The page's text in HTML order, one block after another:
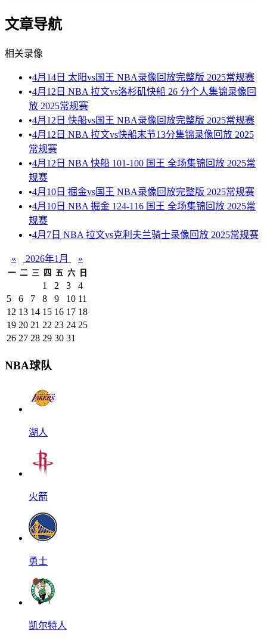
文章导航
相关录像
•4月14日 太阳vs国王 NBA录像回放完整版 2025常规赛
•4月12日 NBA 拉文vs洛杉矶快船 26 分个人集锦录像回
放 2025常规赛
•4月12日 快船vs国王 NBA录像回放完整版 2025常规赛
•4月12日 NBA 拉文vs快船末节13分集锦录像回放 2025
常规赛
•4月12日 NBA 快船 101-100 国王 全场集锦回放 2025常
规赛
•4月10日 掘金vs国王 NBA录像回放完整版 2025常规赛
•4月10日 NBA 掘金 124-116 国王 全场集锦回放 2025常
规赛
•4月7日 NBA 拉文vs克利夫兰骑士录像回放 2025常规赛
« 2026年1月 »
一 二 三 四 五 六 日
1 2 3
4
5
6 7 8 9 10 11
12 13 14 15 16 17 18
19 20 21 22 23 24 25
26 27 28 29 30 31
NBA球队
湖人
火箭
勇士
凯尔特人